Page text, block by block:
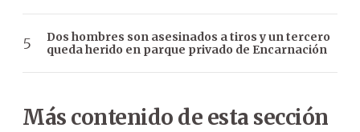
Dos hombres son asesinados a tiros y un tercero
queda herido en parque privado de Encarnación
Más contenido de esta sección